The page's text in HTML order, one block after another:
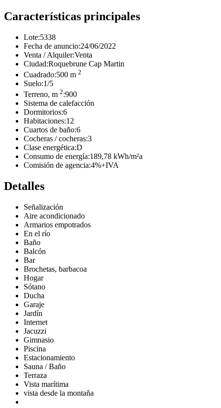
Características principales
Lote:5338
Fecha de anuncio:24/06/2022
Venta / Alquiler:Venta
Ciudad:Roquebrune Cap Martin
Cuadrado:500 m 2
Suelo:1/5
Terreno, m 2:900
Sistema de calefacción
Dormitorios:6
Habitaciones:12
Cuartos de baño:6
Cocheras / cocheras:3
Clase energética:D
Consumo de energía:189,78 kWh/m²a
Comisión de agencia:4%+IVA
Detalles
Señalización
Aire acondicionado
Armarios empotrados
En el río
Baño
Balcón
Bar
Brochetas, barbacoa
Hogar
Sótano
Ducha
Garaje
Jardín
Internet
Jacuzzi
Gimnasio
Piscina
Estacionamiento
Sauna / Baño
Terraza
Vista marítima
vista desde la montaña